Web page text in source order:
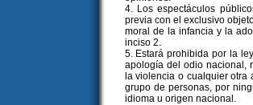
4. Los espectáculos
previa con el exclusivo
moral de la infancia y la
inciso 2.
5. Estará prohibida por la
apología del odio nacional,
la violencia o cualquier
grupo de personas, por
idioma u origen nacional.